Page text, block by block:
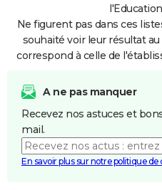
Ne figurent pas dans ces
souhaité voir leur résultat
correspond à celle de
A ne pas manquer
Recevez nos astuces et
mail.
En savoir plus sur notre politique